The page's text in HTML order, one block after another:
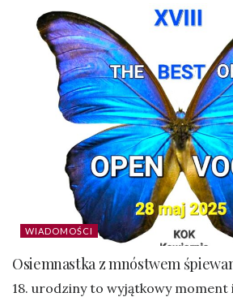
WIADOMOŚCI
Osiemnastka z mnóstwem
18. urodziny to wyjątkowy moment